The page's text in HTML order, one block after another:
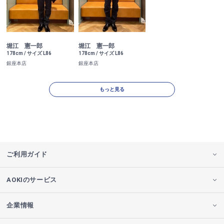
堀江 憲一郎
178cm / サイズ L86
銀座本店
堀江 憲一郎
178cm / サイズ L86
銀座本店
もっと見る
ご利用ガイド
AOKIのサービス
企業情報